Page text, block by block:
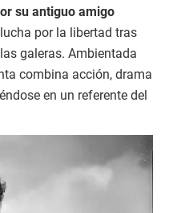
su antiguo amigo
por la libertad tras
galeras. Ambientada
combina acción, drama
en un referente del